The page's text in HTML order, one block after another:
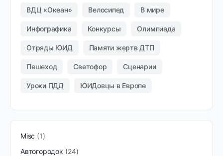
ВДЦ «Океан» Велосипед В мире
Инфографика Конкурсы Олимпиада
Отряды ЮИД Памяти жертв ДТП
Пешеход Светофор Сценарии
Уроки ПДД ЮИДовцы в Европе
Misc
1
Автогородок
24